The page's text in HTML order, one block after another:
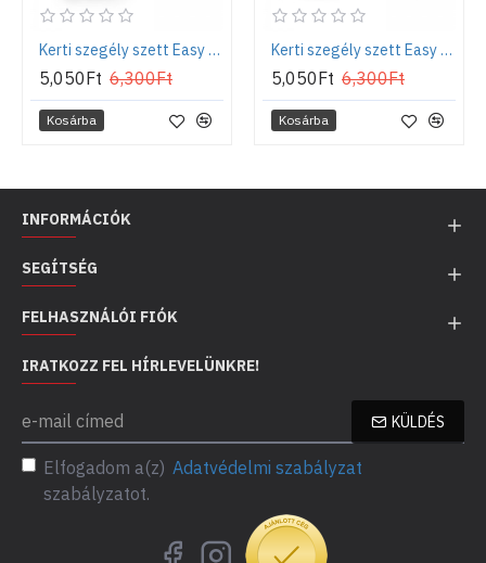
Kerti szegély szett Easy Border 10m x 5cm, fekete
5,050Ft 6,300Ft
Kosárba
Kerti szegély szett Easy Border 10m x 5cm, barna
5,050Ft 6,300Ft
Kosárba
INFORMÁCIÓK
SEGÍTSÉG
FELHASZNÁLÓI FIÓK
IRATKOZZ FEL HÍRLEVELÜNKRE!
KÜLDÉS
Elfogadom a(z) Adatvédelmi szabályzat
szabályzatot.